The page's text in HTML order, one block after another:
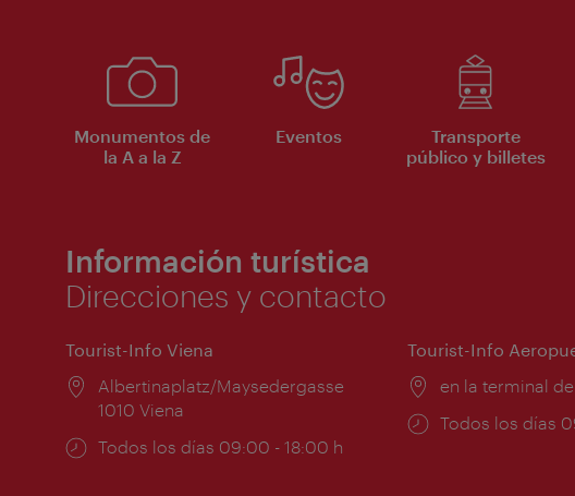
Monumentos de
la A a la Z
Eventos
Transporte
público y billetes
Información turística
Direcciones y contacto
Tourist-Info Viena
Lugar:
Albertinaplatz/Maysedergasse
1010 Viena
Horarios
Todos los días 09:00 - 18:00 h
Tourist-Info
Lugar:
en la terminal
Horarios
Todos los días